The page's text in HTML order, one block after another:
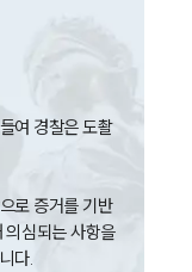
여 경찰은 도촬
로 증거를 기반
의심되는 사항을
다.